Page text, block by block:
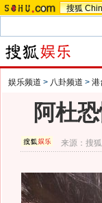
搜狐
娱乐频道 > 八卦频道 > 港
阿杜
来源：搜